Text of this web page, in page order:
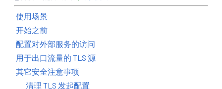
使用场景
开始之前
配置对外部服务的访问
用于出口流量的 TLS 源
其它安全注意事项
清理 TLS 发起配置